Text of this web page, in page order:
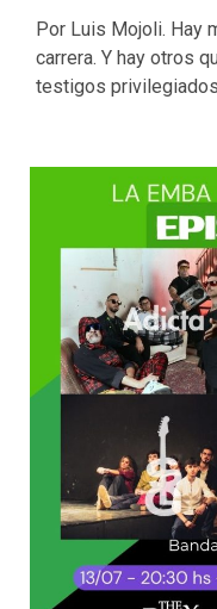
Por Luis Mojoli. Hay
carrera. Y hay otros
testigos